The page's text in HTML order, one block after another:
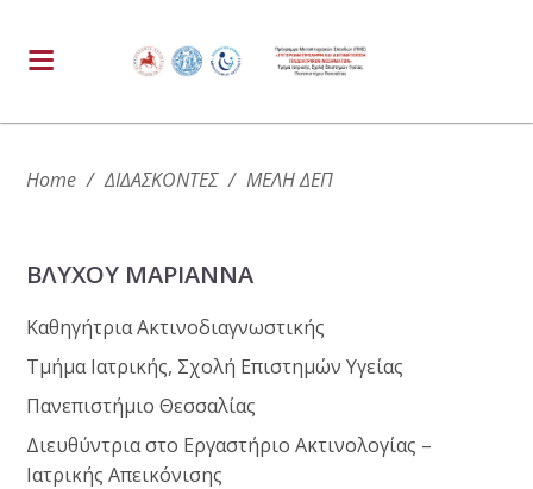
Home / ΔΙΔΑΣΚΟΝΤΕΣ / ΜΕΛΗ ΔΕΠ
ΒΛΥΧΟΥ ΜΑΡΙΑΝΝΑ
Καθηγήτρια Ακτινοδιαγνωστικής
Τμήμα Ιατρικής, Σχολή Επιστημών Υγείας
Πανεπιστήμιο Θεσσαλίας
Διευθύντρια στο Εργαστήριο Ακτινολογίας –
Ιατρικής Απεικόνισης